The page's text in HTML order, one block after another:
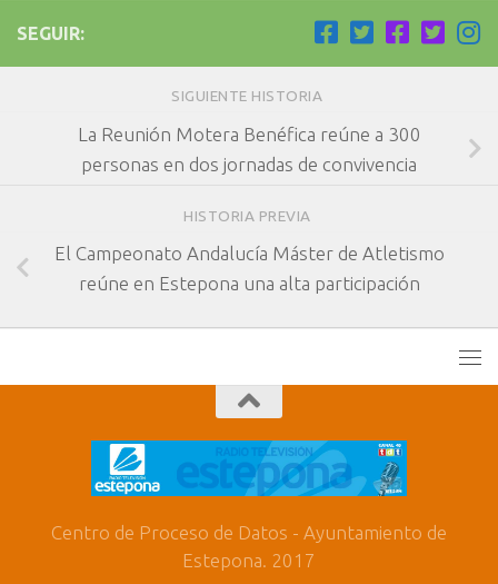
SEGUIR:
SIGUIENTE HISTORIA
La Reunión Motera Benéfica reúne a 300
personas en dos jornadas de convivencia
HISTORIA PREVIA
El Campeonato Andalucía Máster de Atletismo
reúne en Estepona una alta participación
Centro de Proceso de Datos - Ayuntamiento de
Estepona. 2017